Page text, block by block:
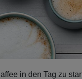
in den Tag zu